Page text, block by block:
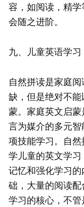
容，如阅读，精
会随之进阶。
九、儿童英语学
自然拼读是家庭
缺，但是绝对不
蒙。家庭英文启
言为媒介的多元
项技能学习。自
学儿童的英文学
记忆和强化学习
础，大量的阅读
学习的核心，不